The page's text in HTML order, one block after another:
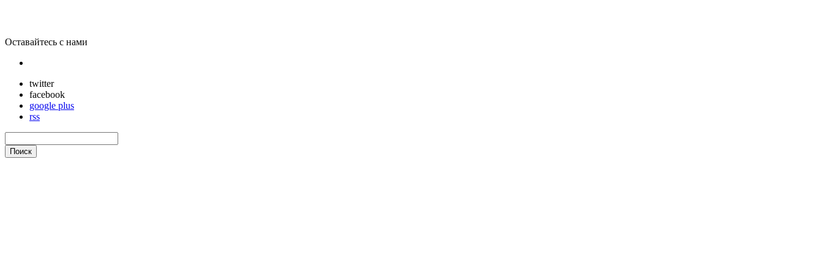
Оставайтесь с нами
twitter
facebook
google plus
rss